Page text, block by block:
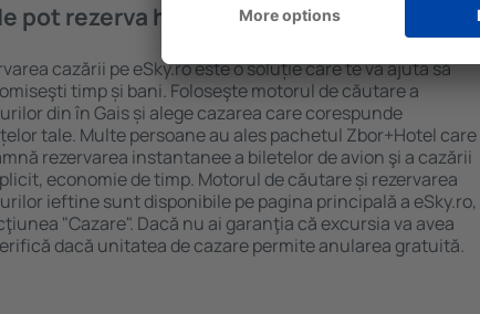
pot rezerva hoteluri ȋn în Gais?
cazării pe eSky.ro este o soluție care te va ajuta să
timp și bani. Foloseşte motorul de căutare a
din în Gais și alege cazarea care corespunde
tale. Multe persoane au ales pachetul Zbor+Hotel care
rezervarea instantanee a biletelor de avion şi a cazării
economie de timp. Motorul de căutare și rezervarea
ieftine sunt disponibile pe pagina principală a eSky.ro,
"Cazare". Dacă nu ai garanţia că excursia va avea
dacă unitatea de cazare permite anularea gratuită.